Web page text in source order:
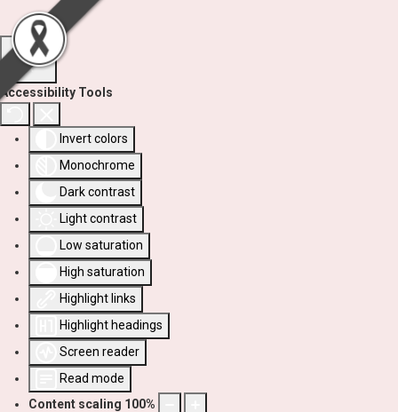
Accessibility Tools
Invert colors
Monochrome
Dark contrast
Light contrast
Low saturation
High saturation
Highlight links
Highlight headings
Screen reader
Read mode
Content scaling 100%